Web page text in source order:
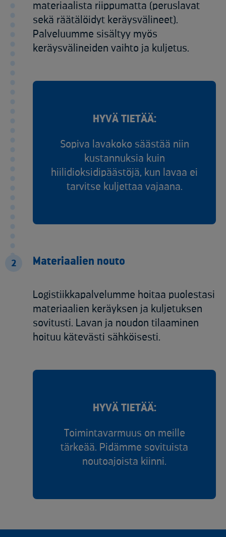
materiaalista riippumatta (peruslavat
sekä räätälöidyt keräysvälineet).
Palveluumme sisältyy myös
keräysvälineiden vaihto ja kuljetus.
HYVÄ TIETÄÄ:
Sopiva lavakoko säästää niin
kustannuksia kuin
hiilidioksidipäästöjä, kun lavaa ei
tarvitse kuljettaa vajaana.
2 Materiaalien nouto
Logistiikkapalvelumme hoitaa puolestasi
materiaalien keräyksen ja kuljetuksen
sovitusti. Lavan ja noudon tilaaminen
hoituu kätevästi sähköisesti.
HYVÄ TIETÄÄ:
Toimintavarmuus on meille
tärkeää. Pidämme sovituista
noutoajoista kiinni.​